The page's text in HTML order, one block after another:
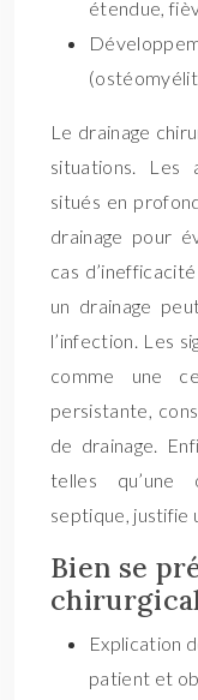
étendue,
Le drainage
situations. Les
situés en
drainage pour
cas
un drainage
l’infection. Les
comme une
persistante,
de drainage.
telles qu’une
septique, justifie
Bien se
Explication
patient et